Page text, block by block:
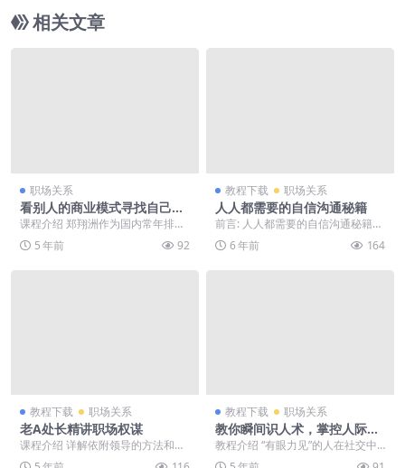
相关文章
职场关系
看别人的商业模式寻找自己机
会
课程介绍 郑翔洲作为国内常年排名
前十的主流投资机构-优势资本的创
始人，每年亲自看...
5 年前 92
教程下载 职场关系
人人都需要的自信沟通秘籍
前言: 人人都需要的自信沟通秘籍，
喜欢就下载吧。 正文: 在我们的生
活中，会有各...
6 年前 164
教程下载 职场关系
老A处长精讲职场权谋
课程介绍 详解依附领导的方法和技
巧，合集精讲如何拍马屁、替领导
教程下载 职场关系
教你瞬间识人术，掌控人际交
往主动权
教程介绍 “有眼力见”的人在社交中
往往能掌握主动权，听懂话外音，